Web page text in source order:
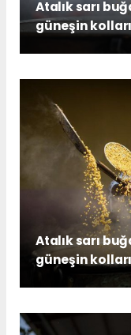
Atalık sarı
güneşin
Atalık sarı
güneşin